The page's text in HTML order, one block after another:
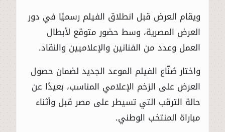
ويقام العرض قبل انطلاق الفيلم رسميًا في دور
العرض المصرية، وسط حضور متوقع لأبطال
العمل وعدد من الفنانين والإعلاميين والنقاد.
واختار صُنّاع الفيلم الموعد الجديد لضمان حصول
العرض على الزخم الإعلامي المناسب، بعيدًا عن
حالة الترقب التي تسيطر على مصر قبل وأثناء
مباراة المنتخب الوطني.